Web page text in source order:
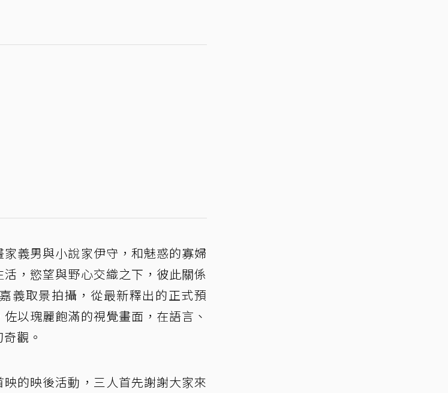
義男與小說家伊守，和魅惑的寡婦
，慾望與野心交織之下，彼此關係
義取景拍攝，從最新釋出的正式預
以瑰麗飽滿的視覺畫面，在語言、
觀。
的映後活動，三人首先謝謝大家來